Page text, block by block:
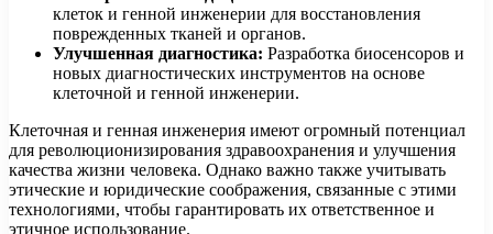
клеток и генной инженерии для восстановления
поврежденных тканей и органов.
Улучшенная диагностика: Разработка биосенсоров и
новых диагностических инструментов на основе
клеточной и генной инженерии.
Клеточная и генная инженерия имеют огромный потенциал
для революционизирования здравоохранения и улучшения
качества жизни человека. Однако важно также учитывать
этические и юридические соображения, связанные с этими
технологиями, чтобы гарантировать их ответственное и
этичное использование.